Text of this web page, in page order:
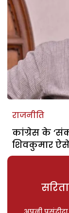
राजनीति
कांग्रेस के
शिवकुमार